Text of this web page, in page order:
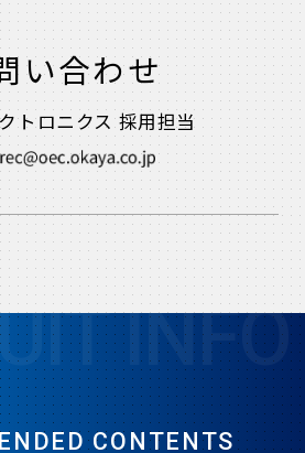
い合わせ
トロニクス 採用担当
INFO
CONTENTS